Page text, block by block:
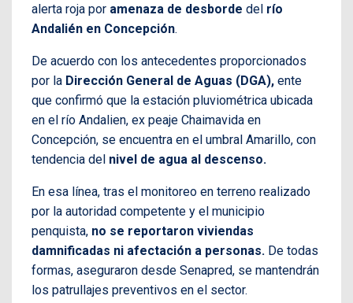
alerta roja por amenaza de desborde del río
Andalién en Concepción.
De acuerdo con los antecedentes proporcionados
por la Dirección General de Aguas (DGA), ente
que confirmó que la estación pluviométrica ubicada
en el río Andalien, ex peaje Chaimavida en
Concepción, se encuentra en el umbral Amarillo, con
tendencia del nivel de agua al descenso.
En esa línea, tras el monitoreo en terreno realizado
por la autoridad competente y el municipio
penquista, no se reportaron viviendas
damnificadas ni afectación a personas. De todas
formas, aseguraron desde Senapred, se mantendrán
los patrullajes preventivos en el sector.